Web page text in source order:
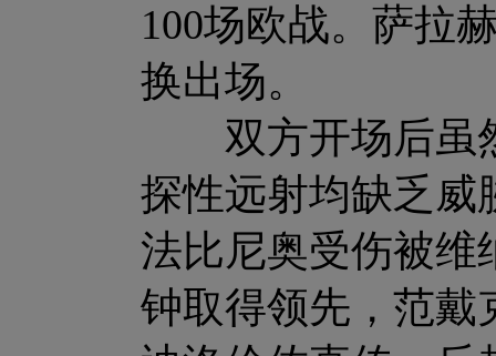
100场欧战。萨拉
换出场。
双方开场后虽然
探性远射均缺乏威
法比尼奥受伤被维
钟取得领先，范戴